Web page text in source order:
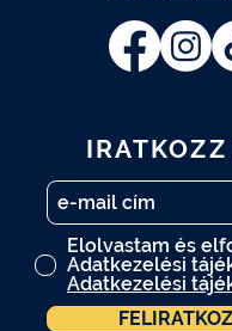
IRATKOZZ
Elolvastam és
Adatkezelési
Adatkezelési